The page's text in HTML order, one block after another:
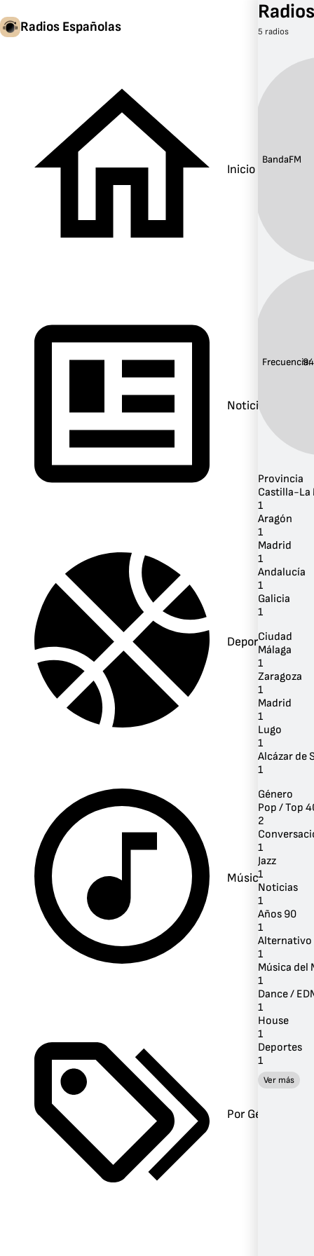
Radios Españolas
Inicio
Noticias
Deportes
Música
Por Género
5 radios
Banda:FM
Frecuencia:
Provincia
Castilla-La
1
Aragón
1
Madrid
1
Andalucía
1
Galicia
1
Ciudad
Málaga
1
Zaragoza
1
Madrid
1
Lugo
1
Alcázar de
1
Género
Pop / Top
2
1
Jazz
1
Noticias
1
Años 90
1
Alternativo
1
Música del
1
Dance /
1
House
1
Deportes
1
Ver más